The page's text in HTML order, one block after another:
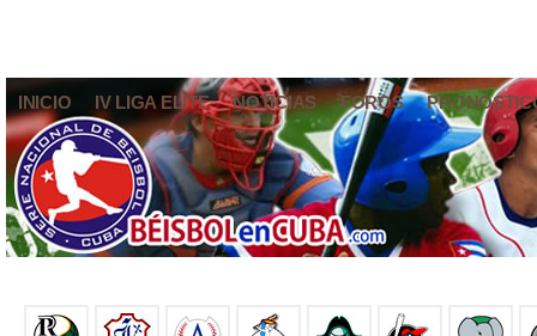
INICIO IV LIGA ELITE NOTICIAS FOROS